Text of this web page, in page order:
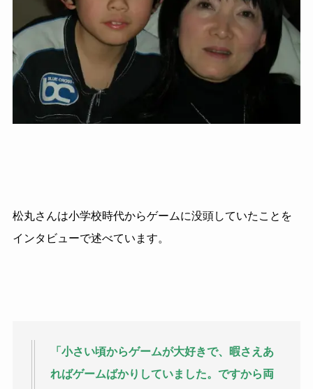
松丸さんは小学校時代からゲームに没頭していたことを
インタビューで述べています。
「小さい頃からゲームが大好きで、暇さえあ
ればゲームばかりしていました。ですから両